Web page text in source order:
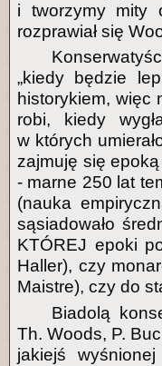
i tworzymy mity
rozprawiał się
„kiedy będzie
historykiem, więc
robi, kiedy
w których
zajmuję się
- marne 250 lat
(nauka
sąsiadowało
KTÓREJ epoki
Haller), czy
Maistre), czy do
Biadolą
Th. Woods, P.
jakiejś